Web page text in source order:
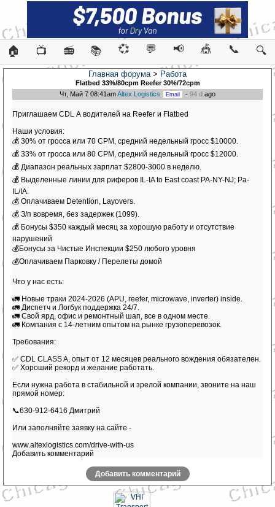
🏠 📺 📻 📚 💞 💬 📢 🎪 📞 🔍
Главная форума> Работа
Flatbed 33%/80cpm Reefer 30%/72cpm
Чт, Май 7 08:41amAltex Logistics - 94 d ago
Приглашаем CDL А водителей на Reefer и Flatbed
Наши условия:
💰 30% от гросса или 70 CPM, средний недельный гросс $10000.
💰 33% от гросса или 80 CPM, средний недельный гросс $12000.
💰 Диапазон реальных зарплат $2800-3000 в неделю.
💰 Выделенные линии для риферов IL-IA to East coast PA-NY-NJ; Pa-
IL/IA.
💰 Оплачиваем Detention, Layovers.
💰 З/п вовремя, без задержек (1099).
💰 Бонусы $350 каждый месяц за хорошую работу и отсутствие
нарушений
💰Бонусы за Чистые Инспекции $250 любого уровня
💰Оплачиваем Парковку / Перелеты домой
Что у нас есть:
🚛 Новые траки 2024-2026 (APU, reefer, microwave, inverter) inside.
🚛 Диспетч и Логбук поддержка 24/7.
🚛 Свой ярд, офис и ремонтный шап, все в одном месте.
🚛 Компания с 14-летним опытом на рынке грузоперевозок.
Требования:
✅ CDL CLASS A, опыт от 12 месяцев реального вождения обязателен.
✅ Хороший рекорд и желание работать.
Если нужна работа в стабильной и зрелой компании, звоните на наш
прямой номер:
📞630-912-6416 Дмитрий
Или заполняйте заявку на сайте -
www.altexlogistics.com/drive-with-us
Добавить комментарий
Добавить комментарий